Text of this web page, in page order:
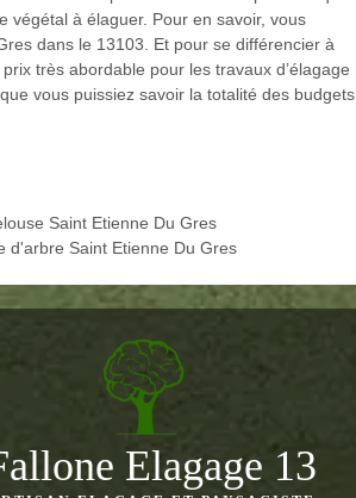
végétal à élaguer. Pour en savoir, vous
dans le 13103. Et pour se différencier à
très abordable pour les travaux d’élagage
vous puissiez savoir la totalité des budgets
Saint Etienne Du Gres
d'arbre Saint Etienne Du Gres
Elagage 13